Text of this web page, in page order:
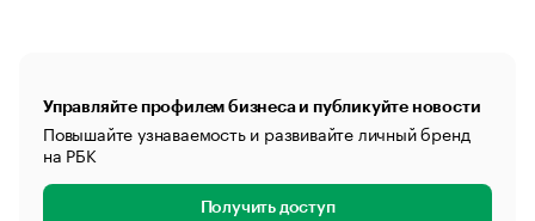
Управляйте профилем бизнеса и публикуйте новости
Повышайте узнаваемость и развивайте личный бренд
на РБК
Получить доступ